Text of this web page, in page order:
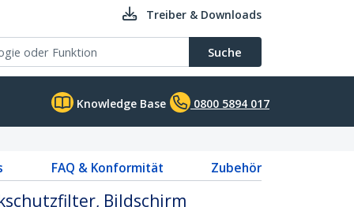
Treiber & Downloads
Suche
Knowledge Base 0800 5894 017
FAQ & Konformität Zubehör
Bildschirm